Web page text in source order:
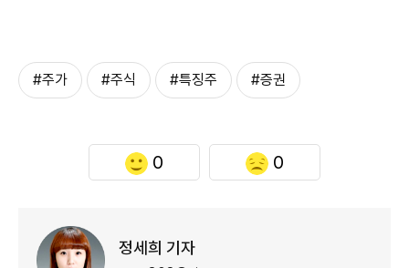
#주가 #주식 #특징주 #증권
0 0
정세희 기자